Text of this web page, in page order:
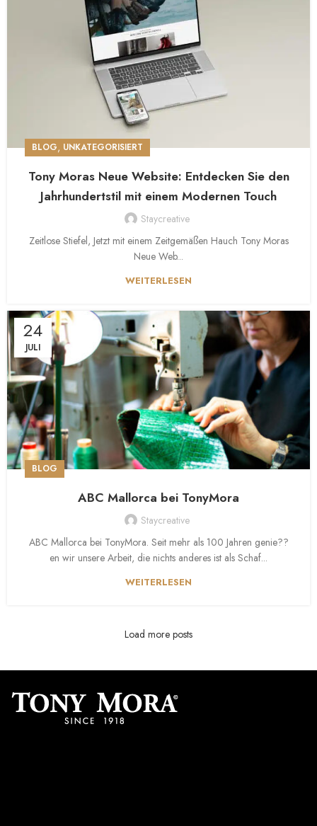
BLOG, UNKATEGORISIERT
Tony Moras Neue Website: Entdecken Sie den
Jahrhundertstil mit einem Modernen Touch
Staycreative
Zeitlose Stiefel, Jetzt mit einem Zeitgemäßen Hauch Tony Moras
Neue Web...
WEITERLESEN
24
JULI
BLOG
ABC Mallorca bei TonyMora
Staycreative
ABC Mallorca bei TonyMora. Seit mehr als 100 Jahren genie??
en wir unsere Arbeit, die nichts anderes ist als Schaf...
WEITERLESEN
Load more posts